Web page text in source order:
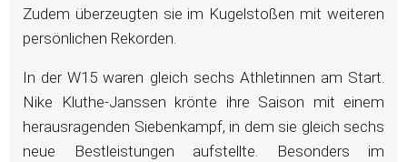
Zudem überzeugten sie im Kugelstoßen mit weiteren
persönlichen Rekorden.
In der W15 waren gleich sechs Athletinnen am Start.
Nike Kluthe-Janssen krönte ihre Saison mit einem
herausragenden Siebenkampf, in dem sie gleich sechs
neue Bestleistungen aufstellte. Besonders im